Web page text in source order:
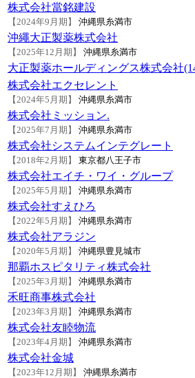
株式会社當銘建設
【2024年9月期】 沖縄県糸満市
沖繩大正製薬株式会社
【2025年12月期】 沖縄県糸満市
大正製薬ホールディングス株式会社
株式会社エクセレント
【2024年5月期】 沖縄県糸満市
株式会社ミッション.
【2025年7月期】 沖縄県糸満市
株式会社システムインテグレート
【2018年2月期】 東京都八王子市
株式会社エイチ・ワイ・グループ
【2025年5月期】 沖縄県糸満市
株式会社すえひろ
【2022年5月期】 沖縄県糸満市
株式会社アラジン
【2020年5月期】 沖縄県豊見城市
那覇ホスピタリティ株式会社
【2025年3月期】 沖縄県糸満市
禾旺商事株式会社
【2023年3月期】 沖縄県糸満市
株式会社友睦物流
【2023年4月期】 沖縄県糸満市
株式会社金城
【2023年12月期】 沖縄県糸満市